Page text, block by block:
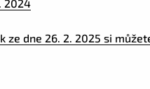
2024
ze dne 26. 2. 2025 si